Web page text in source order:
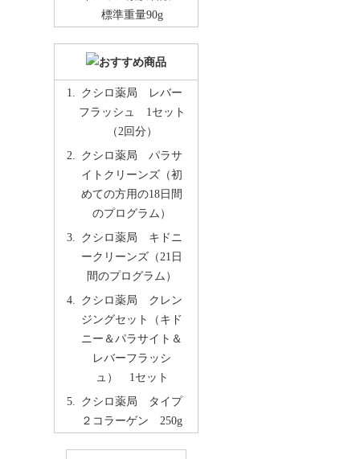
標準重量90g
クシロ薬局 レバー
フラッシュ 1セット
（2回分）
クシロ薬局 パラサ
イトクリーンズ（初
めての方用の18日間
のプログラム）
クシロ薬局 キドニ
ークリーンズ（21日
間のプログラム）
クシロ薬局 クレン
ジングセット（キド
ニー＆パラサイト＆
レバーフラッシ
ュ） 1セット
クシロ薬局 タイプ
２コラーゲン 250g